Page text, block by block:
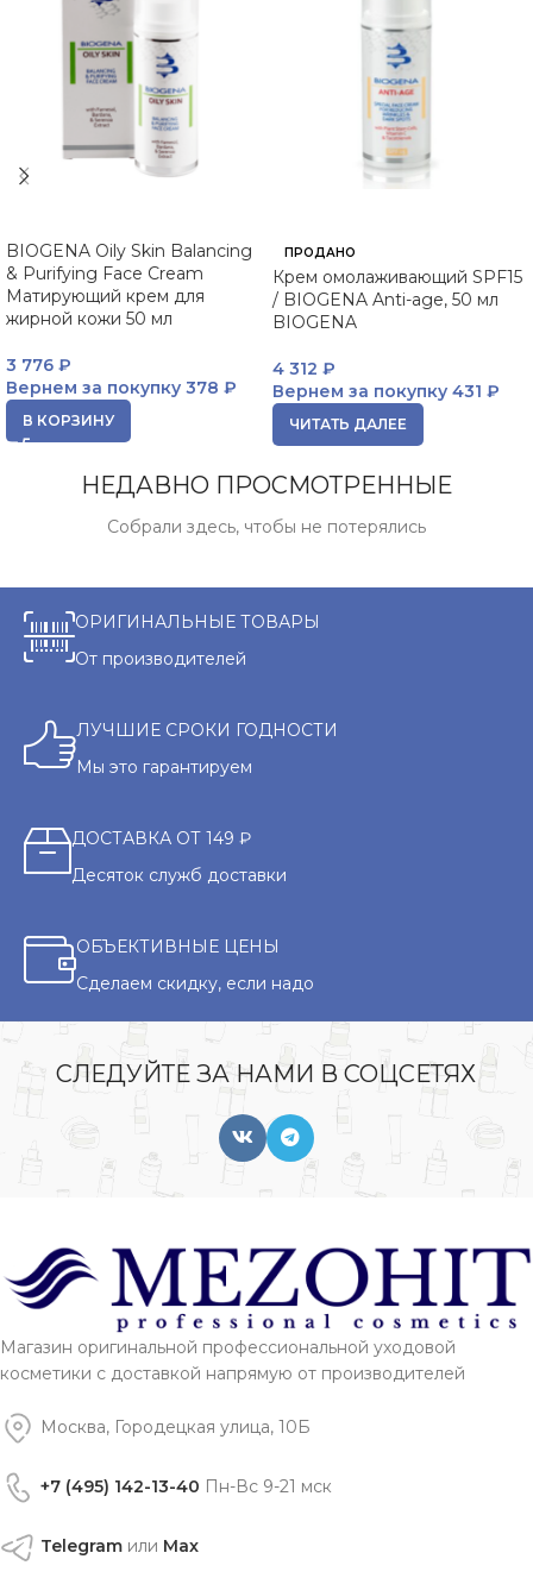
BIOGENA Oily Skin Balancing
& Purifying Face Cream
Матирующий крем для
жирной кожи 50 мл
3 776 ₽
Вернем за покупку 378 ₽
В КОРЗИНУ
ПРОДАНО
Крем омолаживающий SPF15
/ BIOGENA Anti-age, 50 мл
BIOGENA
4 312 ₽
Вернем за покупку 431 ₽
ЧИТАТЬ ДАЛЕЕ
НЕДАВНО ПРОСМОТРЕННЫЕ
Собрали здесь, чтобы не потерялись
ОРИГИНАЛЬНЫЕ ТОВАРЫ
От производителей
ЛУЧШИЕ СРОКИ ГОДНОСТИ
Мы это гарантируем
ДОСТАВКА ОТ 149 ₽
Десяток служб доставки
ОБЪЕКТИВНЫЕ ЦЕНЫ
Сделаем скидку, если надо
СЛЕДУЙТЕ ЗА НАМИ В СОЦСЕТЯХ
Магазин оригинальной профессиональной уходовой
косметики с доставкой напрямую от производителей
Москва, Городецкая улица, 10Б
+7 (495) 142-13-40 Пн-Вс 9-21 мск
Telegram или Max